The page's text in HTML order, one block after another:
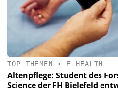
TOP-THEMEN • E-HEALTH
Altenpflege: Student des
Science der FH Bielefeld